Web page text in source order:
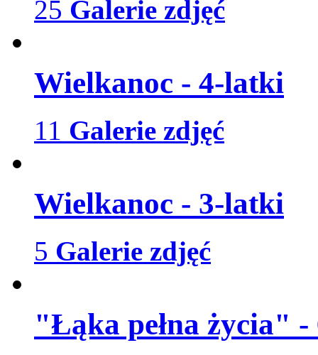
25 Galerie zdjęć
Wielkanoc - 4-latki
11 Galerie zdjęć
Wielkanoc - 3-latki
5 Galerie zdjęć
"Łąka pełna życia"